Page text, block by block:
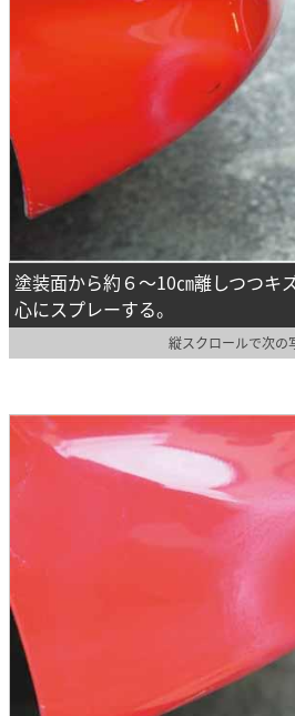
塗装面から約６～10㎝離しつつキ
心にスプレーする。
縦スクロールで次の